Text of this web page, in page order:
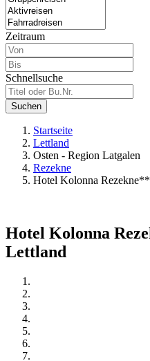
Zeitraum
Schnellsuche
Suchen
Startseite
Lettland
Osten - Region Latgalen
Rezekne
Hotel Kolonna
Hotel Kolonna
Lettland